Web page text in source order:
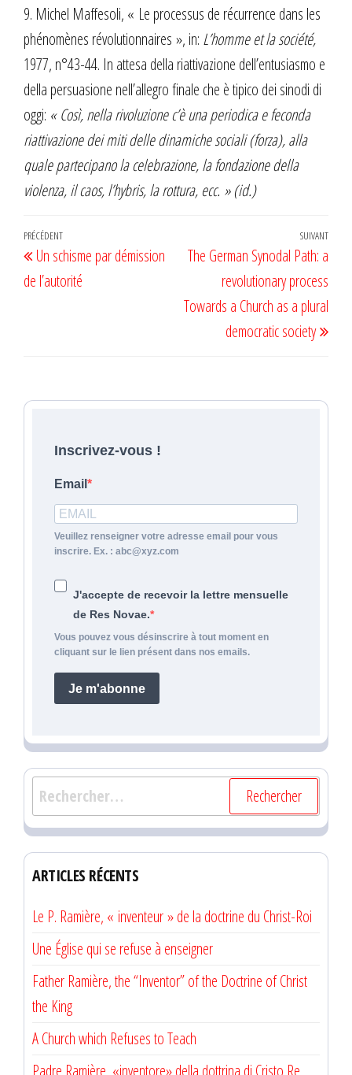
9. Michel Maffesoli, « Le processus de récurrence dans les
phénomènes révolutionnaires », in: L’homme et la société,
1977, n°43-44. In attesa della riattivazione dell’entusiasmo e
della persuasione nell’allegro finale che è tipico dei sinodi di
oggi: « Così, nella rivoluzione c’è una periodica e feconda
riattivazione dei miti delle dinamiche sociali (forza), alla
quale partecipano la celebrazione, la fondazione della
violenza, il caos, l’hybris, la rottura, ecc. » (id.)
Navigation
de
l’article
Article
précédent
PRÉCÉDENT
Un schisme par démission
de l’autorité
SUIVANT
The German Synodal Path: a
revolutionary process
Towards a Church as a plural
democratic society
Inscrivez-vous !
Email
Veuillez renseigner votre adresse email pour vous
inscrire. Ex. : abc@xyz.com
J'accepte de recevoir la lettre mensuelle
de Res Novae.
Vous pouvez vous désinscrire à tout moment en
cliquant sur le lien présent dans nos emails.
Je m'abonne
Rechercher :
ARTICLES RÉCENTS
Le P. Ramière, « inventeur » de la doctrine du Christ-Roi
Une Église qui se refuse à enseigner
Father Ramière, the “Inventor” of the Doctrine of Christ
the King
A Church which Refuses to Teach
Padre Ramière, «inventore» della dottrina di Cristo Re